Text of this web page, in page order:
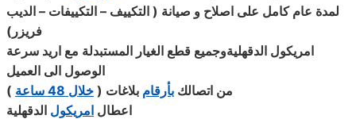
لمدة عام كامل على اصلاح و صيانة ( التكييف – التكييفات – الديب
فريزر )
امريكول الدقهليةوجميع قطع الغيار المستبدلة مع اريد سرعة
الوصول الى العميل
(
خلال 48 ساعة ) من اتصالك بأرقام بلاغات
اعطال امريكول الدقهلية